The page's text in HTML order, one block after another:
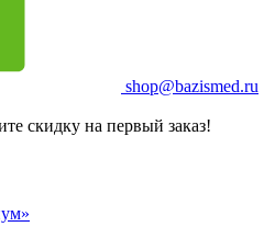
shop@bazismed.ru
скидку на первый заказ!